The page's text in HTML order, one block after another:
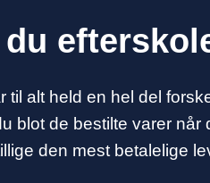
til alt held en hel del
blot de bestilte varer
den mest betalelige